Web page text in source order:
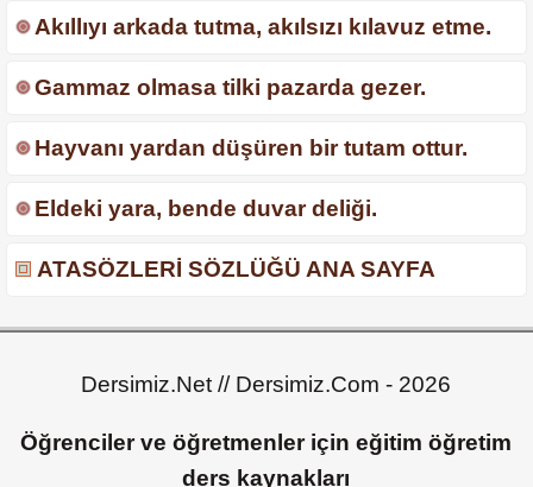
Akıllıyı arkada tutma, akılsızı kılavuz etme.
Gammaz olmasa tilki pazarda gezer.
Hayvanı yardan düşüren bir tutam ottur.
Eldeki yara, bende duvar deliği.
ATASÖZLERİ SÖZLÜĞÜ ANA SAYFA
Dersimiz.Net // Dersimiz.Com - 2026
Öğrenciler ve öğretmenler için eğitim öğretim
ders kaynakları